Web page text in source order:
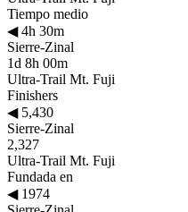
Tiempo medio
◀4h 30m
Sierre-Zinal
1d 8h 00m
Ultra-Trail Mt. Fuji
Finishers
◀5,430
Sierre-Zinal
2,327
Ultra-Trail Mt. Fuji
Fundada en
◀1974